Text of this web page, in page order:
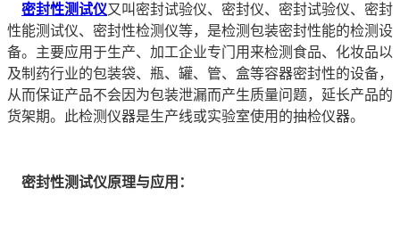
密封性测试仪又叫密封试验仪、密封仪、密封试验仪、密封
性能测试仪、密封性检测仪等，是检测包装密封性能的检测设
备。主要应用于生产、加工企业专门用来检测食品、化妆品以
及制药行业的包装袋、瓶、罐、管、盒等容器密封性的设备，
从而保证产品不会因为包装泄漏而产生质量问题，延长产品的
货架期。此检测仪器是生产线或实验室使用的抽检仪器。
密封性测试仪原理与应用：